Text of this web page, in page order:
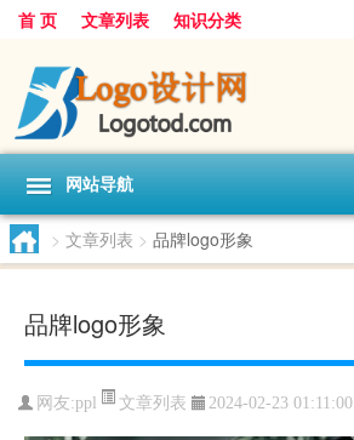
首 页 文章列表 知识分类
网站导航
> 文章列表 > 品牌logo形象
品牌logo形象
网友:ppl 文章列表 2024-02-23 01:11:00